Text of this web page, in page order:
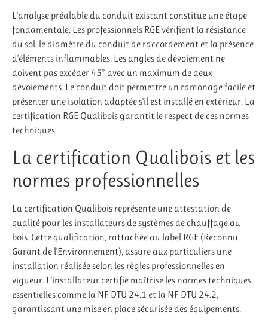
L'analyse préalable du conduit existant constitue une étape
fondamentale. Les professionnels RGE vérifient la résistance
du sol, le diamètre du conduit de raccordement et la présence
d'éléments inflammables. Les angles de dévoiement ne
doivent pas excéder 45° avec un maximum de deux
dévoiements. Le conduit doit permettre un ramonage facile et
présenter une isolation adaptée s'il est installé en extérieur. La
certification RGE Qualibois garantit le respect de ces normes
techniques.
La certification Qualibois et les
normes professionnelles
La certification Qualibois représente une attestation de
qualité pour les installateurs de systèmes de chauffage au
bois. Cette qualification, rattachée au label RGE (Reconnu
Garant de l'Environnement), assure aux particuliers une
installation réalisée selon les règles professionnelles en
vigueur. L'installateur certifié maîtrise les normes techniques
essentielles comme la NF DTU 24.1 et la NF DTU 24.2,
garantissant une mise en place sécurisée des équipements.